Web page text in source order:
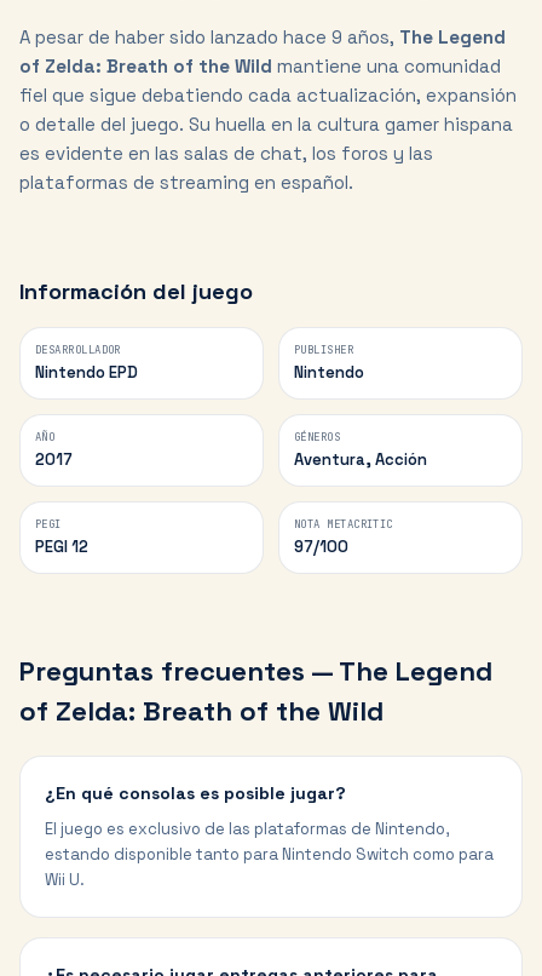
A pesar de haber sido lanzado hace 9 años, The Legend
of Zelda: Breath of the Wild mantiene una comunidad
fiel que sigue debatiendo cada actualización, expansión
o detalle del juego. Su huella en la cultura gamer hispana
es evidente en las salas de chat, los foros y las
plataformas de streaming en español.
Información del juego
DESARROLLADOR
Nintendo EPD
PUBLISHER
Nintendo
AÑO
2017
GÉNEROS
Aventura, Acción
PEGI
PEGI 12
NOTA METACRITIC
97/100
Preguntas frecuentes — The Legend
of Zelda: Breath of the Wild
¿En qué consolas es posible jugar?
El juego es exclusivo de las plataformas de Nintendo,
estando disponible tanto para Nintendo Switch como para
Wii U.